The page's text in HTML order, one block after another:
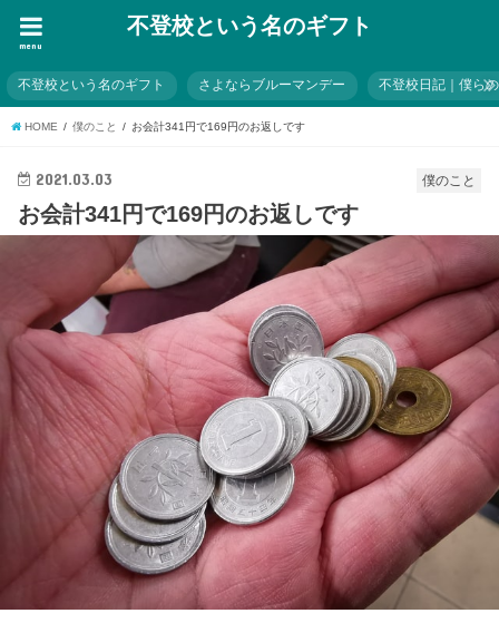
不登校という名のギフト
menu
不登校という名のギフト さよならブルーマンデー 不登校日記｜僕ら
HOME 僕のこと お会計341円で169円のお返しです
僕のこと
2021.03.03
お会計341円で169円のお返しです